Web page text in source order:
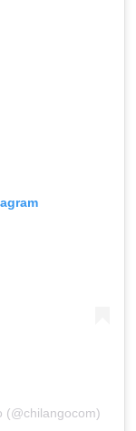
(@chilangocom)